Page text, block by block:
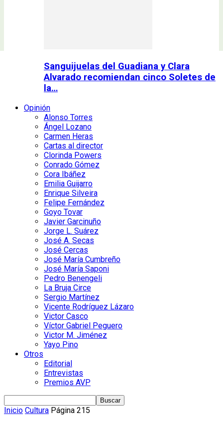
Sanguijuelas del Guadiana y Clara
Alvarado recomiendan cinco Soletes de
la…
Opinión
Alonso Torres
Ángel Lozano
Carmen Heras
Cartas al director
Clorinda Powers
Conrado Gómez
Cora Ibáñez
Emilia Guijarro
Enrique Silveira
Felipe Fernández
Goyo Tovar
Javier Garcinuño
Jorge L. Suárez
José A. Secas
José Cercas
José María Cumbreño
José María Saponi
Pedro Benengeli
La Bruja Circe
Sergio Martínez
Vicente Rodríguez Lázaro
Victor Casco
Víctor Gabriel Peguero
Victor M. Jiménez
Yayo Pino
Otros
Editorial
Entrevistas
Premios AVP
Inicio Cultura Página 215